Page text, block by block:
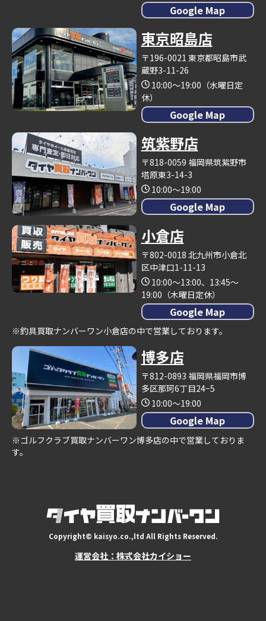
Google Map
東京昭島店
〒196-0021 東京都昭島市武
蔵野3-11-26
10:00～19:00（水曜日定
休）
Google Map
筑紫野店
〒818-0059 福岡県筑紫野市
塔原東3-14-3
10:00～19:00
Google Map
小倉店
〒802-0018 北九州市小倉北
区中津口1-11-13
10:00～13:00、13:45～
19:00（木曜日定休）
Google Map
※釣具買取ナンバーワン小倉店の中で営業しております。
博多店
〒812-0893 福岡県福岡市博
多区那珂6丁目24−5
10:00～19:00
Google Map
※ゴルフクラブ買取ナンバーワン博多店の中で営業しておりま
す。
Copyright© kaisyo.co.,ltd All Rights Reserved.
運営会社：株式会社カイショー